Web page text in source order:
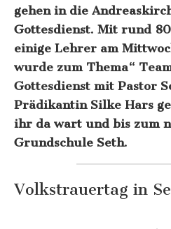
gehen in die
Gottesdienst. Mit rund
einige Lehrer am
wurde zum Thema“
Gottesdienst mit Pastor
Prädikantin Silke Hars
ihr da wart und bis zum
Grundschule Seth.
Volkstrauertag in